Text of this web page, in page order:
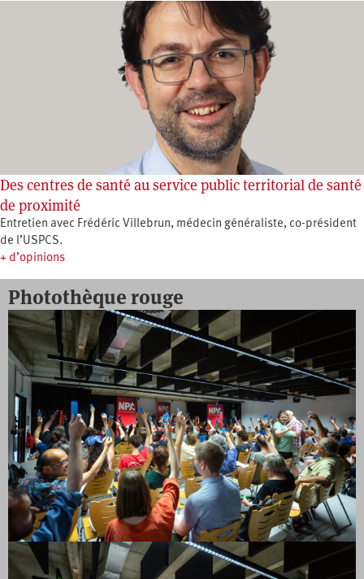
Des centres de santé au service public territorial de santé
de proximité
Entretien avec Frédéric Villebrun, médecin généraliste, co-président
de l’USPCS.
+ d’opinions
Photothèque rouge